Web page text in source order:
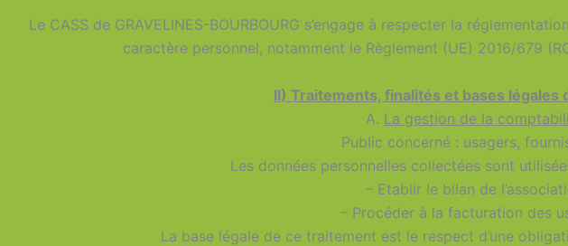
Le CASS de GRAVELINES-BOURBOURG s’engage à respecter la
caractère personnel, notamment le Règlement (UE) 2016/679
II) Traitements, finalités et bases légales
A. La gestion de la
Public concerné : usagers,
Les données personnelles collectées sont
– Etablir le bilan de
– Procéder à la facturation des
La base légale de ce traitement est le respect d’une